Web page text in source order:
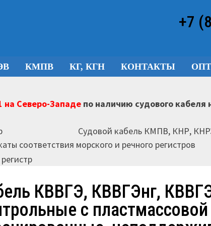
+7
КМПВ КГ, КГН КОНТАКТЫ ОПТ
Северо-Западепо наличию судового кабеля
Судовой кабель КМПВ, КНР,
соответствия морского и речного регистров
КВВГЭ, КВВГЭнг,
с